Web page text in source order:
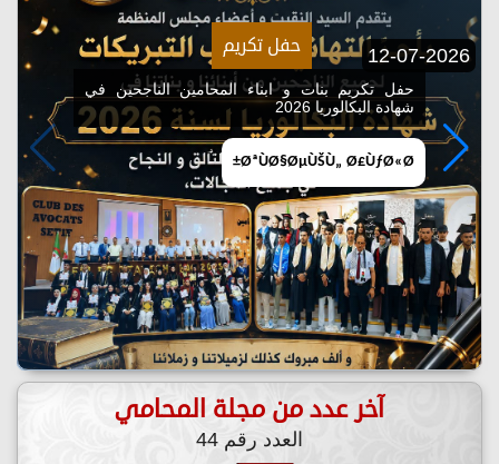
12-07-2026 حفل تكريم
حفل تكريم بنات و ابناء المحامين الناجحين في
شهادة البكالوريا 2026
آخر عدد من مجلة المحامي
العدد رقم 44